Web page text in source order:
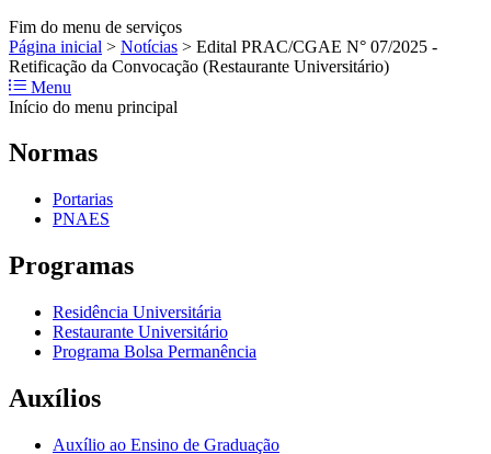
Fim do menu de serviços
Página inicial > Notícias > Edital PRAC/CGAE N° 07/2025 -
Retificação da Convocação (Restaurante Universitário)
Menu
Início do menu principal
Normas
Portarias
PNAES
Programas
Residência Universitária
Restaurante Universitário
Programa Bolsa Permanência
Auxílios
Auxílio ao Ensino de Graduação